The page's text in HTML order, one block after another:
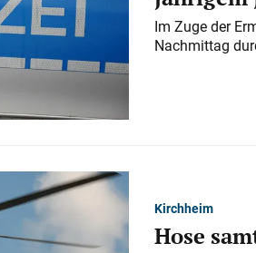
Im Zuge der
Nachmittag
Kirchheim
Hose